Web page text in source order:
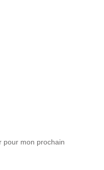
pour mon prochain